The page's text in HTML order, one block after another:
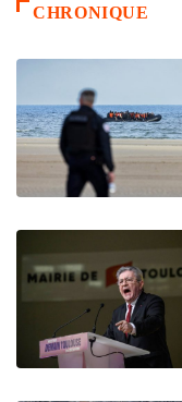
CHRONIQUE